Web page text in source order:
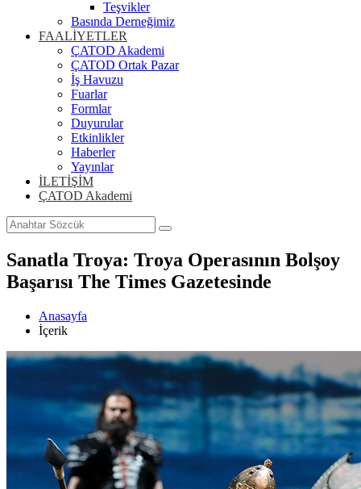
Teşvikler
Basında Derneğimiz
FAALİYETLER
ÇATOD Akademi
ÇATOD Ortak Pazar
İş Havuzu
Fuarlar
Formlar
Duyurular
Etkinlikler
Haberler
Yayınlar
İLETİŞİM
ÇATOD Akademi
Sanatla Troya: Troya Operasının Bolşoy
Başarısı The Times Gazetesinde
Anasayfa
İçerik